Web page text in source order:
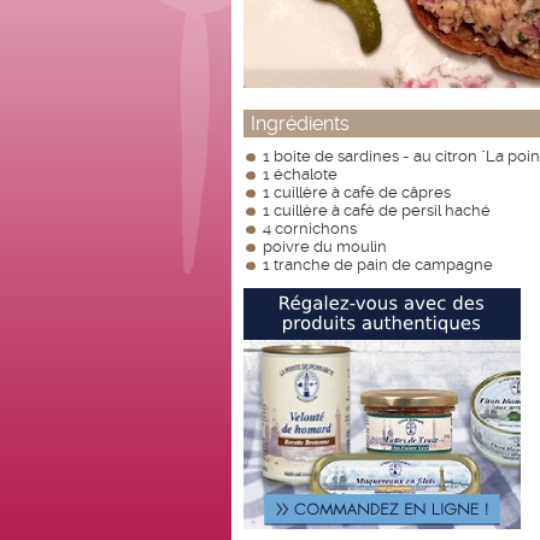
Ingrédients
1 boite de sardines - au citron "La
1 échalote
1 cuillère à café de câpres
1 cuillère à café de persil haché
4 cornichons
poivre du moulin
1 tranche de pain de campagne